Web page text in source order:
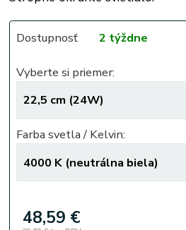
Dostupnosť 2 týždne
Vyberte si priemer:
Farba svetla / Kelvin:
48,59 €